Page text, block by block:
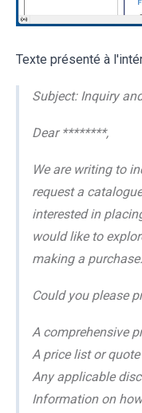
Texte présenté à
Subject: Inquiry
Dear ********,
We are writing to
request a
interested in
would like to
making a purchase.
Could you please
A comprehensive
A price list or
Any applicable
Information on